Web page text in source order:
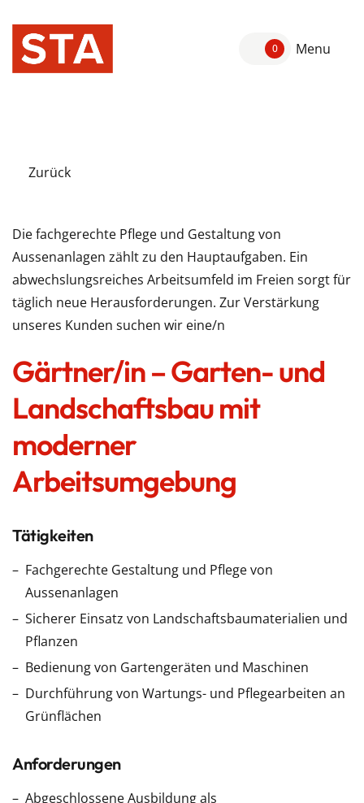
0 Menu
Zurück
Die fachgerechte Pflege und Gestaltung von
Aussenanlagen zählt zu den Hauptaufgaben. Ein
abwechslungsreiches Arbeitsumfeld im Freien sorgt für
täglich neue Herausforderungen. Zur Verstärkung
unseres Kunden suchen wir eine/n
Gärtner/in – Garten- und
Landschaftsbau mit
moderner
Arbeitsumgebung
Tätigkeiten
Fachgerechte Gestaltung und Pflege von
Aussenanlagen
Sicherer Einsatz von Landschaftsbaumaterialien und
Pflanzen
Bedienung von Gartengeräten und Maschinen
Durchführung von Wartungs- und Pflegearbeiten an
Grünflächen
Anforderungen
Abgeschlossene Ausbildung als